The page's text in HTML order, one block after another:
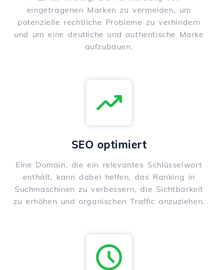
eingetragenen Marken zu vermeiden, um
potenzielle rechtliche Probleme zu verhindern
und um eine deutliche und authentische Marke
aufzubauen.
SEO optimiert
Eine Domain, die ein relevantes Schlüsselwort
enthält, kann dabei helfen, das Ranking in
Suchmaschinen zu verbessern, die Sichtbarkeit
zu erhöhen und organischen Traffic anzuziehen.